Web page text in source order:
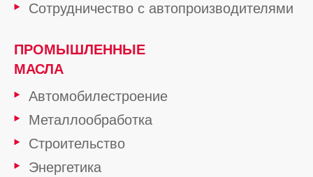
Сотрудничество с автопроизводителями
ПРОМЫШЛЕННЫЕ
МАСЛА
Автомобилестроение
Металлообработка
Строительство
Энергетика